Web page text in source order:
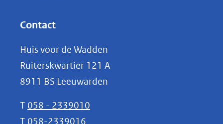
(verwijst
naar
een
andere
website)
Contact
Huis voor de Wadden
Ruiterskwartier 121 A
8911 BS Leeuwarden
T 058 - 2339010
T 058-2339016